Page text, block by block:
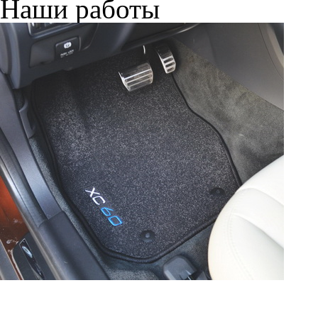
© ателье «Автоковрики
корпус 1.
На нашем сайте в целях
работоспособности
персональных данных,
браузером. Это,
и т.д. Если Вы
согласие на обработку
Положении по обработке